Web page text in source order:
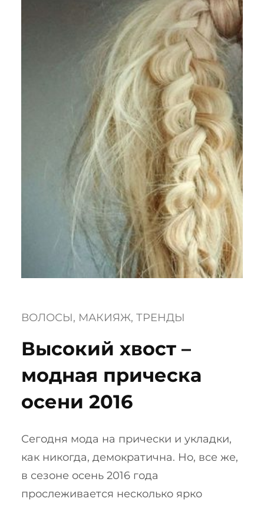
ВОЛОСЫ, МАКИЯЖ, ТРЕНДЫ
Высокий хвост –
модная прическа
осени 2016
Сегодня мода на прически и укладки,
как никогда, демократична. Но, все же,
в сезоне осень 2016 года
прослеживается несколько ярко